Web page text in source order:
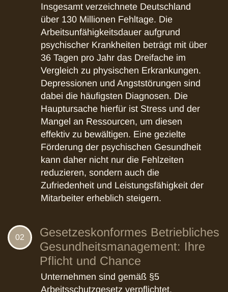
Insgesamt verzeichnete Deutschland
über 130 Millionen Fehltage. Die
Arbeitsunfähigkeitsdauer aufgrund
psychischer Krankheiten beträgt mit über
36 Tagen pro Jahr das Dreifache im
Vergleich zu physischen Erkrankungen.
Depressionen und Angststörungen sind
dabei die häufigsten Diagnosen. Die
Hauptursache hierfür ist Stress und der
Mangel an Ressourcen, um diesen
effektiv zu bewältigen. Eine gezielte
Förderung der psychischen Gesundheit
kann daher nicht nur die Fehlzeiten
reduzieren, sondern auch die
Zufriedenheit und Leistungsfähigkeit der
Mitarbeiter erheblich steigern.
02
Gesetzeskonformes Betriebliches
Gesundheitsmanagement: Ihre
Pflicht und Chance
Unternehmen sind gemäß §5
Arbeitsschutzgesetz verpflichtet,